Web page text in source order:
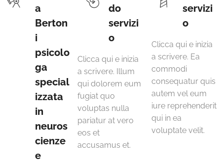
a
Berton
i
psicolo
ga
special
izzata
in
neuros
cienze
e
do
servizi
o
Clicca qui e inizia
a scrivere. Illum
qui dolorem eum
fugiat quo
voluptas nulla
pariatur at vero
eos et
accusamus et.
servizi
o
Clicca qui e inizia
a scrivere. Ea
commodi
consequatur quis
autem vel eum
iure reprehenderit
qui in ea
voluptate velit.